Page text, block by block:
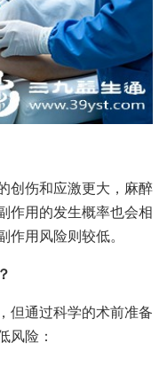
创伤和应激更大，麻醉
作用的发生概率也会相
作用风险则较低。
但通过科学的术前准备
风险：